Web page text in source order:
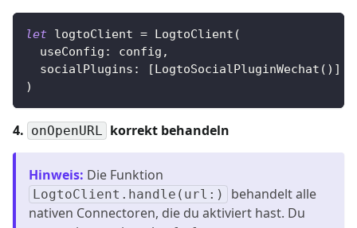
let logtoClient = LogtoClient (
  useConfig
: config ,
  socialPlugins
: [LogtoSocialPluginWechat ( ) ]
)
4. onOpenURL korrekt behandeln
Hinweis: Die Funktion
LogtoClient.handle(url:)
behandelt alle
nativen Connectoren, die du aktiviert hast. Du